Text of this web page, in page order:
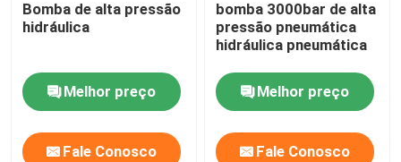
Bomba de alta pressão
hidráulica
Melhor preço
Fale Conosco
bomba 3000bar de alta
pressão pneumática
hidráulica pneumática
Melhor preço
Fale Conosco